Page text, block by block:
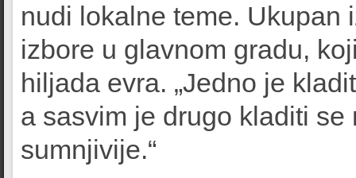
nudi lokalne teme. Ukupan
izbore u glavnom gradu,
hiljada evra. „Jedno je
a sasvim je drugo kladiti
sumnjivije.“